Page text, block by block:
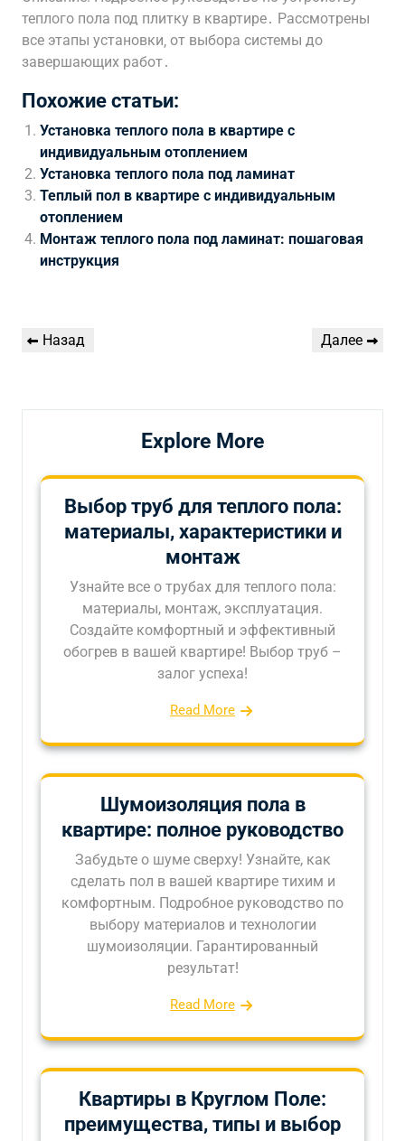
теплого пола под плитку в квартире․ Рассмотрены
все этапы установки‚ от выбора системы до
завершающих работ․
Похожие статьи:
Установка теплого пола в квартире с
индивидуальным отоплением
Установка теплого пола под ламинат
Теплый пол в квартире с индивидуальным
отоплением
Монтаж теплого пола под ламинат: пошаговая
инструкция
Навигация
Предыдущая
Назад
Следующая
Далее
Explore More
Выбор труб для теплого пола:
материалы, характеристики и
монтаж
Узнайте все о трубах для теплого пола:
материалы, монтаж, эксплуатация.
Создайте комфортный и эффективный
обогрев в вашей квартире! Выбор труб –
залог успеха!
Read More
Шумоизоляция пола в
квартире: полное руководство
Забудьте о шуме сверху! Узнайте, как
сделать пол в вашей квартире тихим и
комфортным. Подробное руководство по
выбору материалов и технологии
шумоизоляции. Гарантированный
результат!
Read More
Квартиры в Круглом Поле:
преимущества, типы и выбор